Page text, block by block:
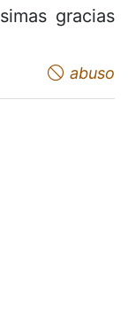
gracias
abuso